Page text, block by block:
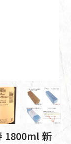
1800ml 新